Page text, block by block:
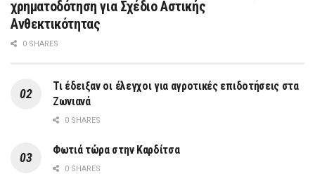
χρηματοδότηση για Σχέδιο Αστικής
Ανθεκτικότητας
0 SHARES
Τι έδειξαν οι έλεγχοι για αγροτικές επιδοτήσεις στα
Ζωνιανά
0 SHARES
Φωτιά τώρα στην Καρδίτσα
0 SHARES